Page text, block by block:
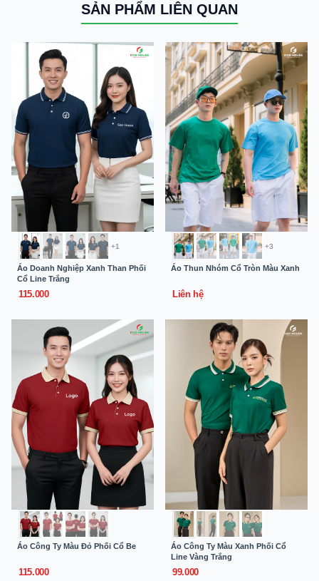
SẢN PHẨM LIÊN QUAN
+1
Áo Doanh Nghiệp Xanh Than Phối
Cổ Line Trắng
115.000
+3
Áo Thun Nhóm Cổ Tròn Màu Xanh
Liên hệ
Áo Công Ty Màu Đỏ Phối Cổ Be
115.000
Áo Công Ty Màu Xanh Phối Cổ
Line Vàng Trắng
99.000